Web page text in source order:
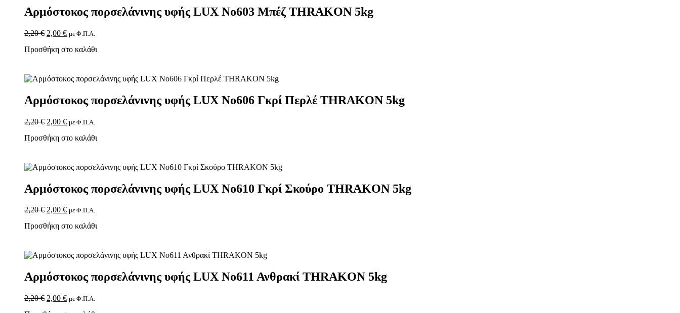
Αρμόστοκος πορσελάνινης υφής LUX Nο603 Μπέζ THRAKON 5kg
2,20€ 2,00 € με Φ.Π.Α.
Προσθήκη στο καλάθι
Αρμόστοκος πορσελάνινης υφής LUX Nο606 Γκρί Περλέ THRAKON 5kg
2,20€ 2,00 € με Φ.Π.Α.
Προσθήκη στο καλάθι
Αρμόστοκος πορσελάνινης υφής LUX Nο610 Γκρί Σκούρο THRAKON 5kg
2,20€ 2,00 € με Φ.Π.Α.
Προσθήκη στο καλάθι
Αρμόστοκος πορσελάνινης υφής LUX Nο611 Ανθρακί THRAKON 5kg
2,20€ 2,00 € με Φ.Π.Α.